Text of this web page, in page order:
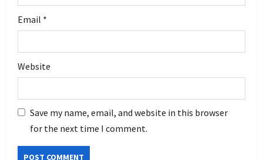
Email *
Website
Save my name, email, and website in this browser
for the next time I comment.